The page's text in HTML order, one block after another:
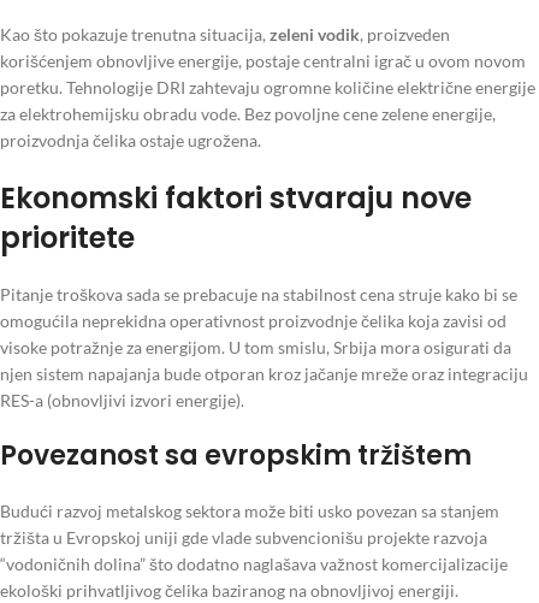
Kao što pokazuje trenutna situacija, zeleni vodik, proizveden
korišćenjem obnovljive energije, postaje centralni igrač u ovom novom
poretku. Tehnologije DRI zahtevaju ogromne količine električne energije
za elektrohemijsku obradu vode. Bez povoljne cene zelene energije,
proizvodnja čelika ostaje ugrožena.
Ekonomski faktori stvaraju nove
prioritete
Pitanje troškova sada se prebacuje na stabilnost cena struje kako bi se
omogućila neprekidna operativnost proizvodnje čelika koja zavisi od
visoke potražnje za energijom. U tom smislu, Srbija mora osigurati da
njen sistem napajanja bude otporan kroz jačanje mreže oraz integraciju
RES-a (obnovljivi izvori energije).
Povezanost sa evropskim tržištem
Budući razvoj metalskog sektora može biti usko povezan sa stanjem
tržišta u Evropskoj uniji gde vlade subvencionišu projekte razvoja
“vodoničnih dolina” što dodatno naglašava važnost komercijalizacije
ekološki prihvatljivog čelika baziranog na obnovljivoj energiji.